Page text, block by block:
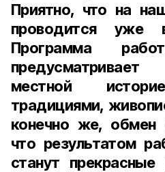
Приятно, что на
проводится уже
Программа
местной
традициями,
конечно же, обмен
что результатом
станут